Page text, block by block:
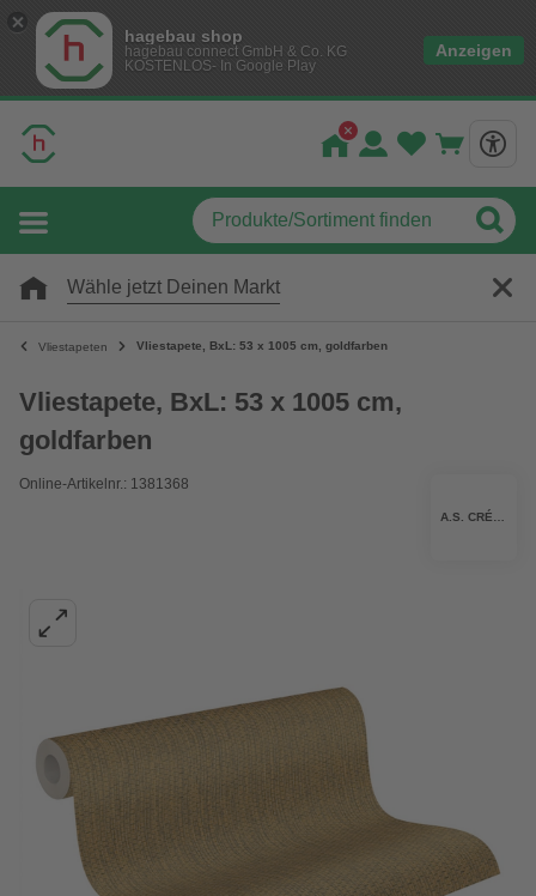
hagebau shop
hagebau connect GmbH & Co. KG
KOSTENLOS- In Google Play
Anzeigen
Wähle jetzt Deinen Markt
Vliestapeten Vliestapete, BxL: 53 x 1005 cm, goldfarben
Vliestapete, BxL: 53 x 1005 cm,
goldfarben
Online-Artikelnr.: 1381368